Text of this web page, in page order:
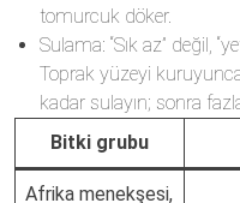
tomurcuk döker.
Sulama: “Sık az” değil,
Toprak yüzeyi
kadar sulayın; sonra
Bitki grubu
Afrika menekşesi,